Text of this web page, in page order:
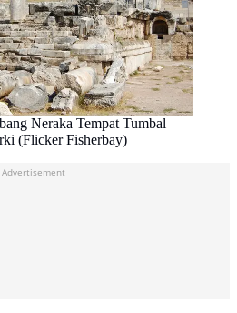
Neraka Tempat Tumbal
(Flicker Fisherbay)
Advertisement